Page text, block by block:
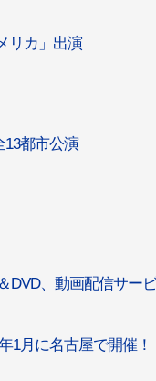
リカ」出演
13都市公演
DVD、動画配信サー
1月に名古屋で開催！